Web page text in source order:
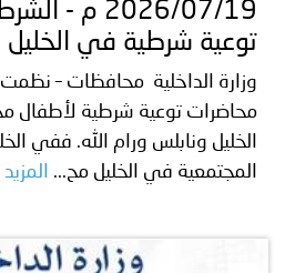
2026/07/19
توعية شرطية في الخليل
وزارة الداخلية محافظات – نظمت
محاضرات توعية شرطية لأطفال
الخليل ونابلس ورام الله. ففي
المجتمعية في الخليل مح...
المزيد